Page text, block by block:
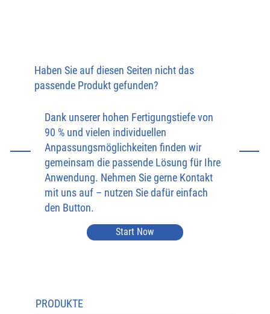
Haben Sie auf diesen Seiten nicht das
passende Produkt gefunden?
Dank unserer hohen Fertigungstiefe von
90 % und vielen individuellen
Anpassungsmöglichkeiten finden wir
gemeinsam die passende Lösung für Ihre
Anwendung. Nehmen Sie gerne Kontakt
mit uns auf – nutzen Sie dafür einfach
den Button.
Start Now
PRODUKTE